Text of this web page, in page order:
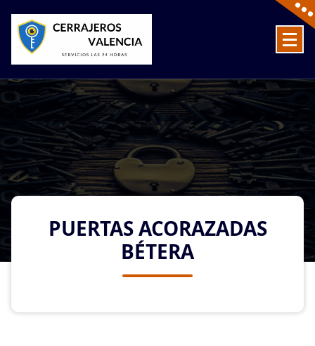
content
PUERTAS ACORAZADAS
BÉTERA